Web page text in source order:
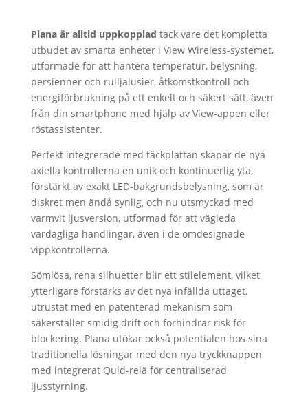
Plana är alltid uppkopplad tack vare det kompletta
utbudet av smarta enheter i View Wireless-systemet,
utformade för att hantera temperatur, belysning,
persienner och rulljalusier, åtkomstkontroll och
energiförbrukning på ett enkelt och säkert sätt, även
från din smartphone med hjälp av View-appen eller
röstassistenter.
Perfekt integrerade med täckplattan skapar de nya
axiella kontrollerna en unik och kontinuerlig yta,
förstärkt av exakt LED-bakgrundsbelysning, som är
diskret men ändå synlig, och nu utsmyckad med
varmvit ljusversion, utformad för att vägleda
vardagliga handlingar, även i de omdesignade
vippkontrollerna.
Sömlösa, rena silhuetter blir ett stilelement, vilket
ytterligare förstärks av det nya infällda uttaget,
utrustat med en patenterad mekanism som
säkerställer smidig drift och förhindrar risk för
blockering. Plana utökar också potentialen hos sina
traditionella lösningar med den nya tryckknappen
med integrerat Quid-relä för centraliserad
ljusstyrning.